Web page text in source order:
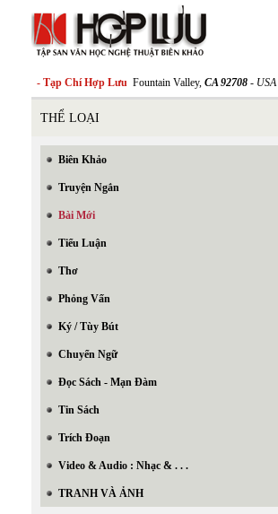
- Tạp Chí Hợp Lưu Fountain Valley, CA 92708 - USA
THỂ LOẠI
Biên Khảo
Truyện Ngắn
Bài Mới
Tiểu Luận
Thơ
Phỏng Vấn
Ký / Tùy Bút
Chuyển Ngữ
Đọc Sách - Mạn Đàm
Tin Sách
Trích Đoạn
Video & Audio : Nhạc & . . .
TRANH VÀ ẢNH